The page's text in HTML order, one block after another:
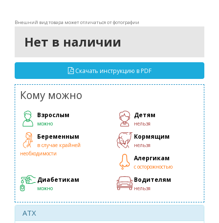
Внешний вид товара может отличаться от фотографии
Нет в наличии
Скачать инструкцию в PDF
Кому можно
Взрослым
можно
Детям
нельзя
Беременным
в случае крайней
необходимости
Кормящим
нельзя
Алергикам
с осторожностью
Диабетикам
можно
Водителям
нельзя
ATX